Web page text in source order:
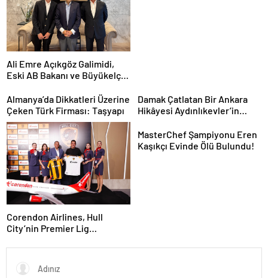
Ali Emre Açıkgöz Galimidi,
Eski AB Bakanı ve Büyükelçi
Geldi
Almanya’da Dikkatleri Üzerine
Çeken Türk Firması: Taşyapı
Damak Çatlatan Bir Ankara
Hikâyesi Aydınlıkevler’in
Corendon Airlines, Hull
City’nin Premier Lig
sürdürüyor
MasterChef Şampiyonu Eren
Kaşıkçı Evinde Ölü Bulundu!